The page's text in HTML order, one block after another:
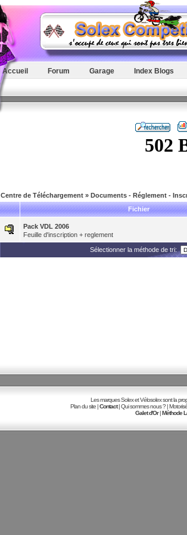
Accueil Forum Garage Index Blogs
Centre de Téléchargement» Documents - Réglement -
Fichier
Pack VDL 2006
Feuille d'inscription + reglement
Sélectionner la méthode de tri:
Les marques Solex et Vélosolex sont la
Plan du site |Contact| Qui sommes nous ? |
Galet d'Or|Méthode